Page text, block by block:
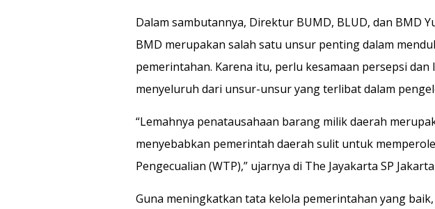
Dalam sambutannya, Direktur BUMD, BLUD, dan BMD
BMD merupakan salah satu unsur penting dalam
pemerintahan. Karena itu, perlu kesamaan persepsi
menyeluruh dari unsur-unsur yang terlibat dalam
“Lemahnya penatausahaan barang milik daerah
menyebabkan pemerintah daerah sulit untuk
Pengecualian (WTP),” ujarnya di The Jayakarta SP
Guna meningkatkan tata kelola pemerintahan yang